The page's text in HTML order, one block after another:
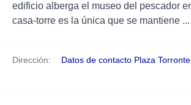
edificio alberga el museo del pescador
casa-torre es la única que se mantiene ...
Dirección: Datos de contacto Plaza